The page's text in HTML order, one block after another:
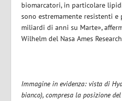
biomarcatori, in particolare
sono estremamente resistenti
miliardi di anni su Marte»,
Wilhelm del Nasa Ames
Immagine in evidenza: vista di
bianco), compresa la posizione